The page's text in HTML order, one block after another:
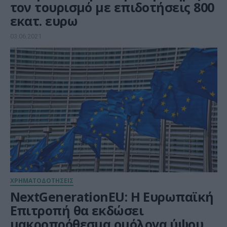
τον τουρισμό με επιδοτήσεις 800
εκατ. ευρω
03.06.2021
ΧΡΗΜΑΤΟΔΟΤΗΣΕΙΣ
NextGenerationEU: Η Ευρωπαϊκή
Επιτροπή θα εκδώσει